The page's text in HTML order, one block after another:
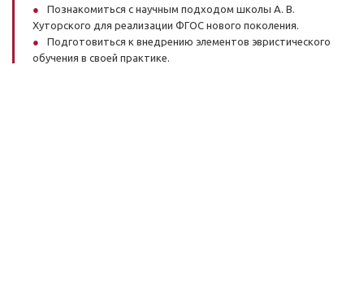
Познакомиться с научным подходом школы А. В.
Хуторского для реализации ФГОС нового поколения.
Подготовиться к внедрению элементов эвристического
обучения в своей практике.